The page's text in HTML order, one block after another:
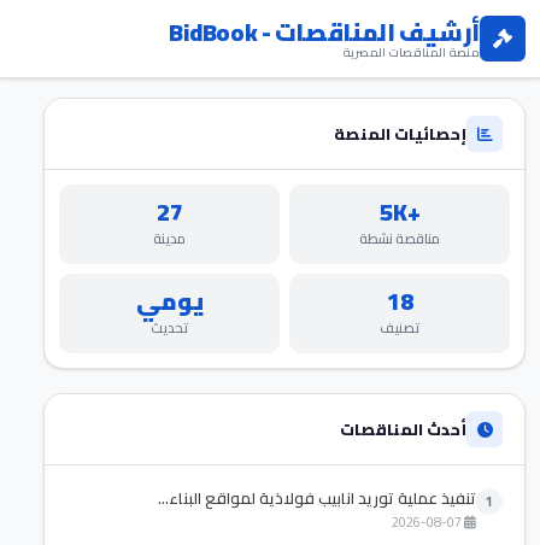
أرشيف المناقصات - BidBook
منصة المناقصات المصرية
إحصائيات المنصة
+5K
مناقصة نشطة
27
مدينة
18
تصنيف
يومي
تحديث
أحدث المناقصات
1 تنفيذ عملية توريد انابيب فولاذية لمواقع البناء...